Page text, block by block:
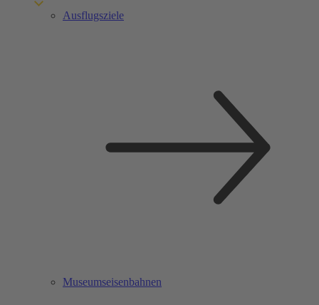
Ausflugsziele
Museumseisenbahnen